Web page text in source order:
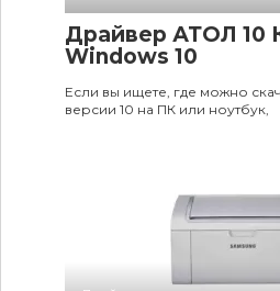
Драйвер АТОЛ 10
Windows 10
Если вы ищете, где можно
версии 10 на ПК или ноутбук,